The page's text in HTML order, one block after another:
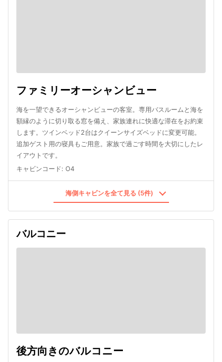
ファミリーオーシャンビュー
海を一望できるオーシャンビューの客室。専用バスルームと海を
額縁のように切り取る窓を備え、家族連れに快適な滞在をお約束
します。ツインベッド2台はクイーンサイズベッドに変更可能。
追加ゲスト用の寝具もご用意。家族で過ごす時間を大切にしたレ
イアウトです。
キャビンコード: O4
海側キャビンを全て見る (5件)
バルコニー
後方向きのバルコニー